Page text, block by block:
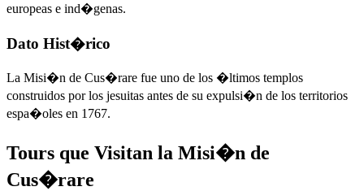
europeas e ind�genas.
Dato Hist�rico
La Misi�n de Cus�rare fue uno de los �ltimos templos
construidos por los jesuitas antes de su expulsi�n de los territorios
espa�oles en 1767.
Tours que Visitan la Misi�n de
Cus�rare